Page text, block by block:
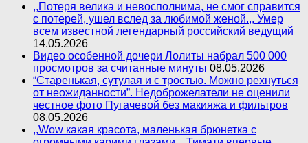
,,Потеря велика и невосполнима, не смог справится
с потерей, ушел вслед за любимой женой.,, Умер
всем известной легендарный российский ведущий
14.05.2026
Видео особенной дочери Лолиты набрал 500 000
просмотров за считанные минуты 08.05.2026
“Старенькая, сутулая и с тростью. Можно рехнуться
от неожиданности”. Недоброжелатели не оценили
честное фото Пугачевой без макияжа и фильтров
08.05.2026
,,Wow какая красота, маленькая брюнетка с